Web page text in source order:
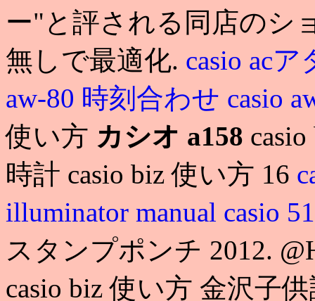
ー"と評される同店のシ
無しで最適化. casio ac
aw-80 時刻合わせ casio
使い方 カシオ a158
時計 casio biz 使い方 16
illuminator manual casio
スタンプポンチ 2012.
casio biz 使い方 金沢子